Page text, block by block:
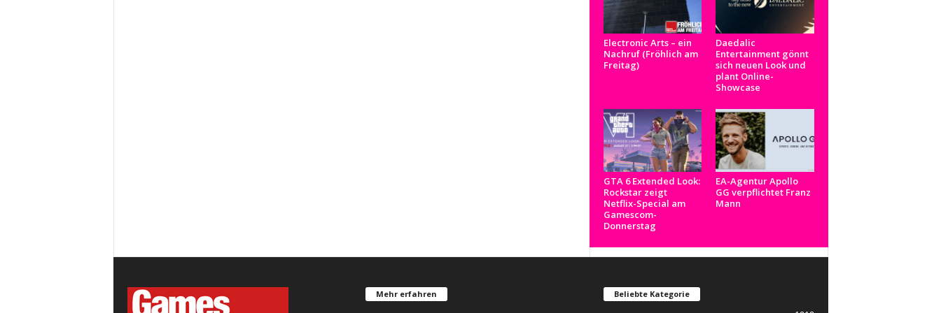
Electronic Arts – ein
Nachruf (Fröhlich am
Freitag)
Daedalic
Entertainment gönnt
sich neuen Look und
plant Online-
Showcase
GTA 6 Extended Look:
Rockstar zeigt
Netflix-Special am
Gamescom-
Donnerstag
EA-Agentur Apollo
GG verpflichtet Franz
Mann
Mehr erfahren Beliebte Kategorie